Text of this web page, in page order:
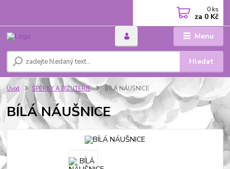
Menu
Hledat
0 ks
za 0 Kč
Úvod ŠPERKY A BIŽUTERIE BÍLÁ NÁUŠNICE
BÍLÁ NÁUŠNICE